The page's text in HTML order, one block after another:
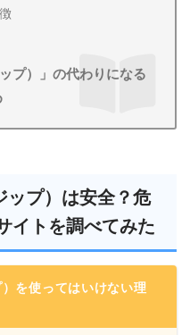
プ）」の代わりになる
プ）は安全？危
イトを調べてみた
を使ってはいけない理